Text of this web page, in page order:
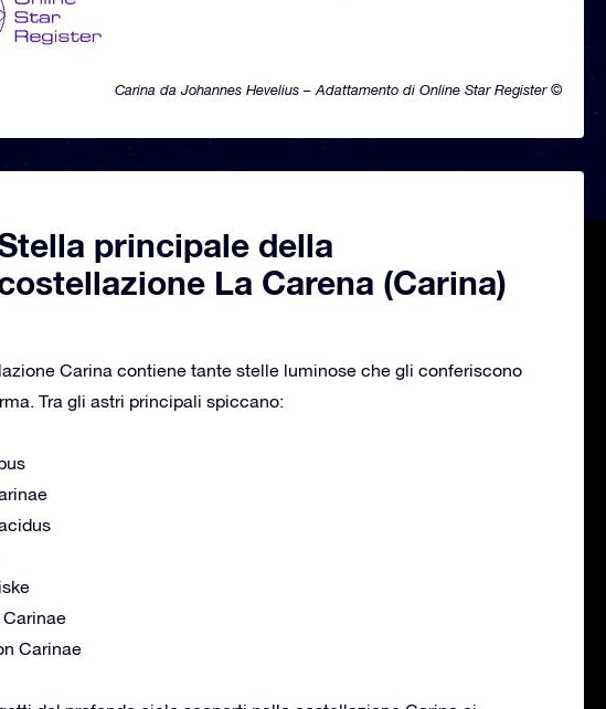
Carina da Johannes Hevelius – Adattamento di Online Star Register ©
principale della
La Carena (Carina)
Carina contiene tante stelle luminose che gli conferiscono
Tra gli astri principali spiccano:
Carinae